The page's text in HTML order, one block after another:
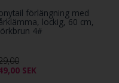
förlängning med
lockig, 60 cm,
4#
SEK